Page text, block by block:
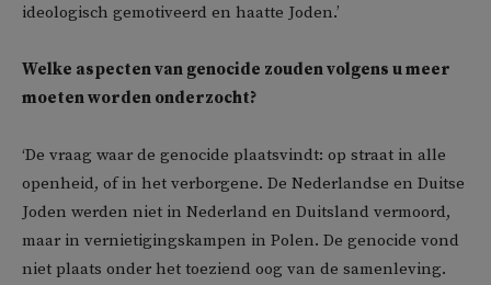
ideologisch gemotiveerd en haatte Joden.’
Welke aspecten van genocide zouden volgens u meer
moeten worden onderzocht?
‘De vraag waar de genocide plaatsvindt: op straat in alle
openheid, of in het verborgene. De Nederlandse en Duitse
Joden werden niet in Nederland en Duitsland vermoord,
maar in vernietigingskampen in Polen. De genocide vond
niet plaats onder het toeziend oog van de samenleving.